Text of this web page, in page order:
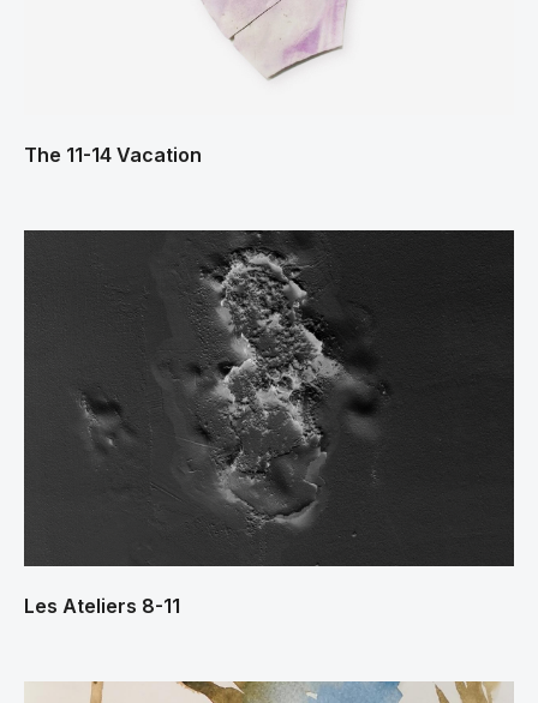
The 11-14 Vacation
Les Ateliers 8-11